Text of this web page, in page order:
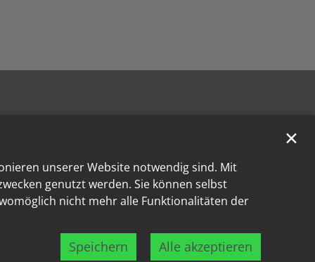
unserer Website notwendig sind. Mit
genutzt werden. Sie können selbst
nicht mehr alle Funktionalitäten der
Speichern Alle akzeptieren
✕